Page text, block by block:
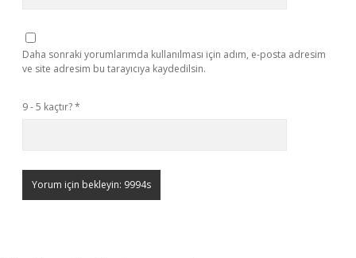
Daha sonraki yorumlarımda kullanılması için adım, e-posta adresim
ve site adresim bu tarayıcıya kaydedilsin.
9 - 5 kaçtır?*